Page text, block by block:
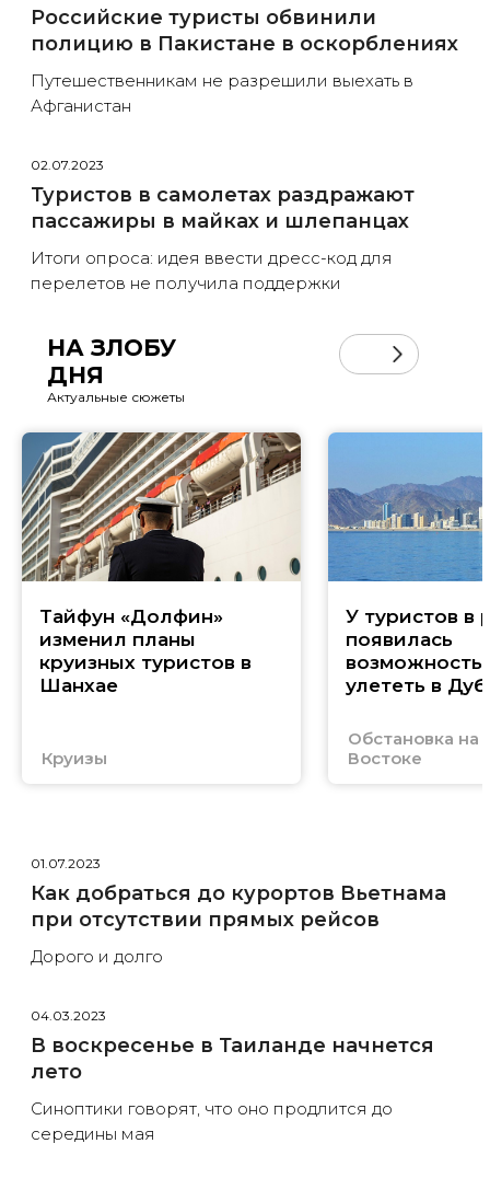
Российские туристы обвинили
полицию в Пакистане в оскорблениях
Путешественникам не разрешили выехать в
Афганистан
02.07.2023
Туристов в самолетах раздражают
пассажиры в майках и шлепанцах
Итоги опроса: идея ввести дресс-код для
перелетов не получила поддержки
НА ЗЛОБУ
ДНЯ
Актуальные сюжеты
Тайфун «Долфин»
изменил планы
круизных туристов в
Шанхае
Круизы
У туристов в
появилась
улететь в
Обстановка
Востоке
01.07.2023
Как добраться до курортов Вьетнама
при отсутствии прямых рейсов
Дорого и долго
04.03.2023
В воскресенье в Таиланде начнется
лето
Синоптики говорят, что оно продлится до
середины мая